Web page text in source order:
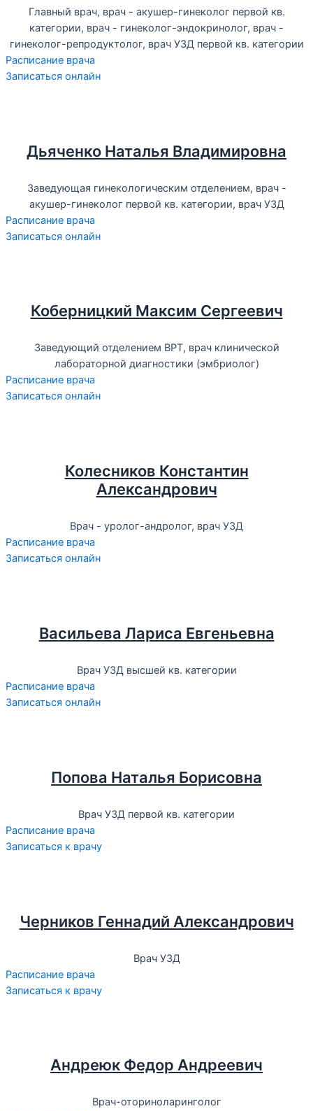
Главный врач, врач - акушер-гинеколог первой кв.
категории, врач - гинеколог-эндокринолог, врач -
гинеколог-репродуктолог, врач УЗД первой кв. категории
Расписание врача
Записаться онлайн
Дьяченко Наталья Владимировна
Заведующая гинекологическим отделением, врач -
акушер-гинеколог первой кв. категории, врач УЗД
Расписание врача
Записаться онлайн
Коберницкий Максим Сергеевич
Заведующий отделением ВРТ, врач клинической
лабораторной диагностики (эмбриолог)
Расписание врача
Записаться онлайн
Колесников Константин
Александрович
Врач - уролог-андролог, врач УЗД
Расписание врача
Записаться онлайн
Васильева Лариса Евгеньевна
Врач УЗД высшей кв. категории
Расписание врача
Записаться онлайн
Попова Наталья Борисовна
Врач УЗД первой кв. категории
Расписание врача
Записаться к врачу
Черников Геннадий Александрович
Врач УЗД
Расписание врача
Записаться к врачу
Андреюк Федор Андреевич
Врач-оториноларинголог